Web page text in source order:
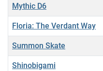
Mythic D6
Floria: The Verdant Way
Summon Skate
Shinobigami